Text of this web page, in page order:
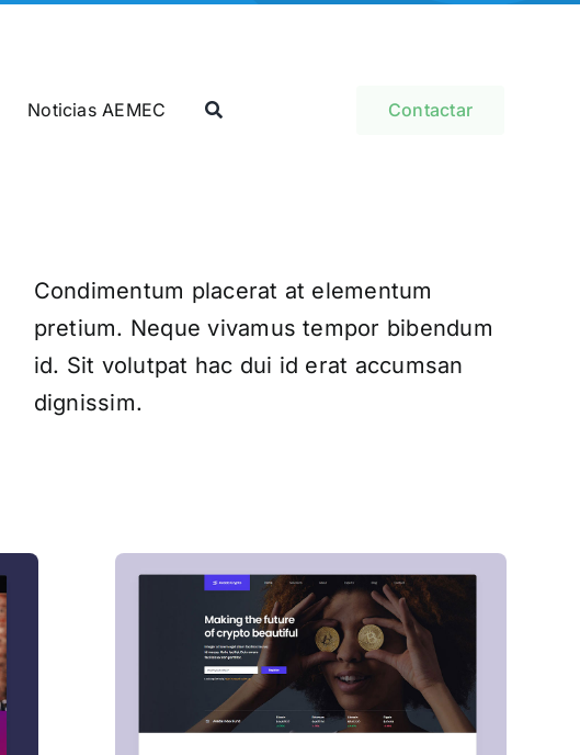
Noticias AEMEC Contactar
Condimentum placerat at elementum
pretium. Neque vivamus tempor bibendum
id. Sit volutpat hac dui id erat accumsan
dignissim.